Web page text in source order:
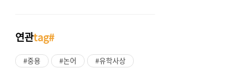
연관tag#
#중용 #논어 #유학사상